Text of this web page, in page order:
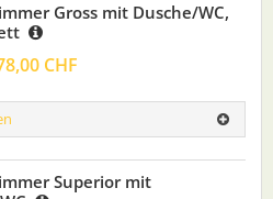
Gross mit Dusche/WC,
CHF
Superior mit